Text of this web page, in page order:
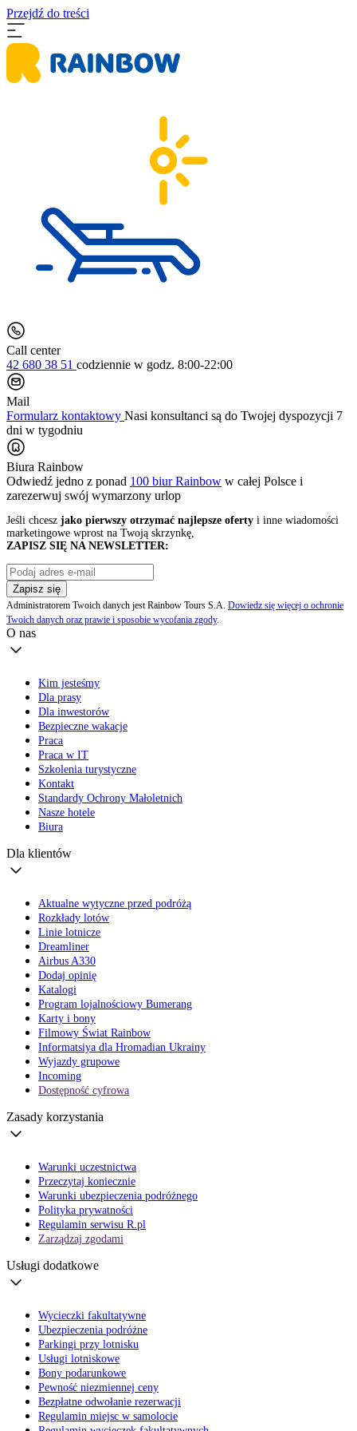
Przejdź do treści
Call center
42 680 38 51 codziennie w godz. 8:00-22:00
Mail
Formularz kontaktowy Nasi konsultanci są do Twojej dyspozycji 7
dni w tygodniu
Biura Rainbow
Odwiedź jedno z ponad 100 biur Rainbow w całej Polsce i
zarezerwuj swój wymarzony urlop
Jeśli chcesz jako pierwszy otrzymać najlepsze oferty i inne wiadomości
marketingowe wprost na Twoją skrzynkę,
ZAPISZ SIĘ NA NEWSLETTER:
Zapisz się
Administratorem Twoich danych jest Rainbow Tours S.A. Dowiedz się więcej o ochronie
Twoich danych oraz prawie i sposobie wycofania zgody.
O nas
Kim jesteśmy
Dla prasy
Dla inwestorów
Bezpieczne wakacje
Praca
Praca w IT
Szkolenia turystyczne
Kontakt
Standardy Ochrony Małoletnich
Nasze hotele
Biura
Dla klientów
Aktualne wytyczne przed podróżą
Rozkłady lotów
Linie lotnicze
Dreamliner
Airbus A330
Dodaj opinię
Katalogi
Program lojalnościowy Bumerang
Karty i bony
Filmowy Świat Rainbow
Informatsiya dla Hromadian Ukrainy
Wyjazdy grupowe
Incoming
Dostępność cyfrowa
Zasady korzystania
Warunki uczestnictwa
Przeczytaj koniecznie
Warunki ubezpieczenia podróżnego
Polityka prywatności
Regulamin serwisu R.pl
Zarządzaj zgodami
Usługi dodatkowe
Wycieczki fakultatywne
Ubezpieczenia podróżne
Parkingi przy lotnisku
Usługi lotniskowe
Bony podarunkowe
Pewność niezmiennej ceny
Bezpłatne odwołanie rezerwacji
Regulamin miejsc w samolocie